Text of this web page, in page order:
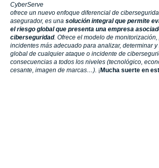
CyberServe
ofrece un nuevo enfoque diferencial de
asegurador, es una solución integral que permite
el riesgo global que presenta una empresa
ciberseguridad. Ofrece el modelo de
incidentes más adecuado para analizar, determinar
global de cualquier ataque o incidente de
consecuencias a todos los niveles (tecnológico,
cesante, imagen de marcas…). ¡Mucha suerte en